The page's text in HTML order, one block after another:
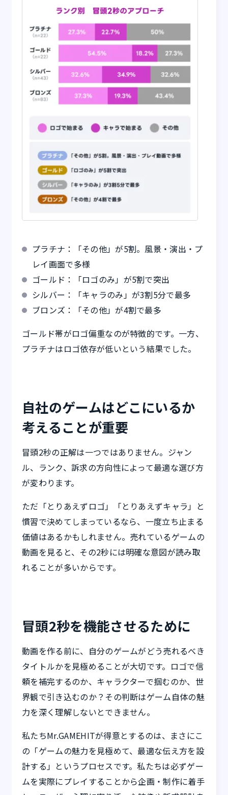
プラチナ：「その他」が5割。風景・演出・プ
レイ画面で多様
ゴールド：「ロゴのみ」が5割で突出
シルバー：「キャラのみ」が3割5分で最多
ブロンズ：「その他」が4割で最多
ゴールド帯がロゴ偏重なのが特徴的です。一方、
プラチナはロゴ依存が低いという結果でした。
自社のゲームはどこにいるか
考えることが重要
冒頭2秒の正解は一つではありません。ジャン
ル、ランク、訴求の方向性によって最適な選び方
が変わります。
ただ「とりあえずロゴ」「とりあえずキャラ」と
慣習で決めてしまっているなら、一度立ち止まる
価値はあるかもしれません。売れているゲームの
動画を見ると、その2秒には明確な意図が読み取
れることが多いからです。
冒頭2秒を機能させるために
動画を作る前に、自分のゲームがどう売れるべき
タイトルかを見極めることが大切です。ロゴで信
頼を補完するのか、キャラクターで掴むのか、世
界観で引き込むのか？その判断はゲーム自体の魅
力を深く理解しないとできません。
私たちMr.GAMEHITが得意とするのは、まさにこ
の「ゲームの魅力を見極めて、最適な伝え方を設
計する」というプロセスです。私たちは必ずゲー
ムを実際にプレイすることから企画・制作に着手